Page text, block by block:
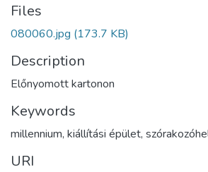
Files
080060.jpg (173.7 KB)
Description
Előnyomott kartonon
Keywords
millennium, kiállítási épület,
URI